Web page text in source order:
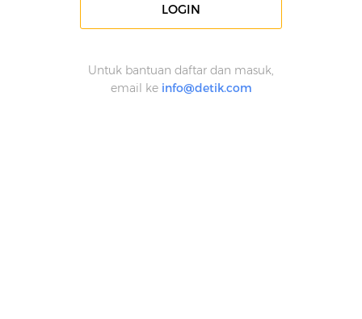
LOGIN
Untuk bantuan daftar dan masuk,
email ke info@detik.com